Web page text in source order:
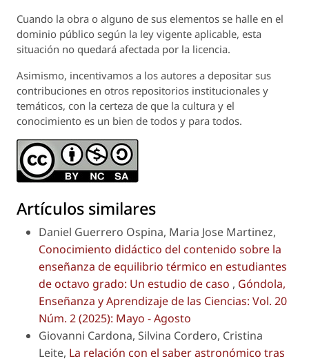
Cuando la obra o alguno de sus elementos se halle en el
dominio público según la ley vigente aplicable, esta
situación no quedará afectada por la licencia.
Asimismo, incentivamos a los autores a depositar sus
contribuciones en otros repositorios institucionales y
temáticos, con la certeza de que la cultura y el
conocimiento es un bien de todos y para todos.
Artículos similares
Daniel Guerrero Ospina, Maria Jose Martinez,
Conocimiento didáctico del contenido sobre la
enseñanza de equilibrio térmico en estudiantes
de octavo grado: Un estudio de caso , Góndola,
Enseñanza y Aprendizaje de las Ciencias: Vol. 20
Núm. 2 (2025): Mayo - Agosto
Giovanni Cardona, Silvina Cordero, Cristina
Leite, La relación con el saber astronómico tras